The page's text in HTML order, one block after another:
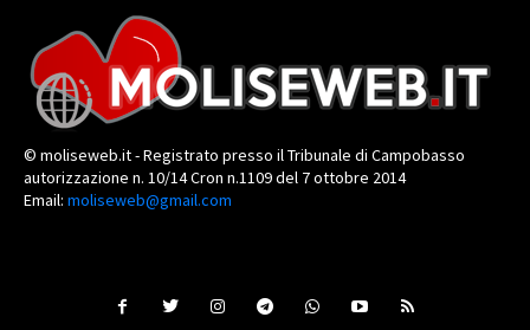
© moliseweb.it - Registrato presso il Tribunale di Campobasso
autorizzazione n. 10/14 Cron n.1109 del 7 ottobre 2014
Email: moliseweb@gmail.com